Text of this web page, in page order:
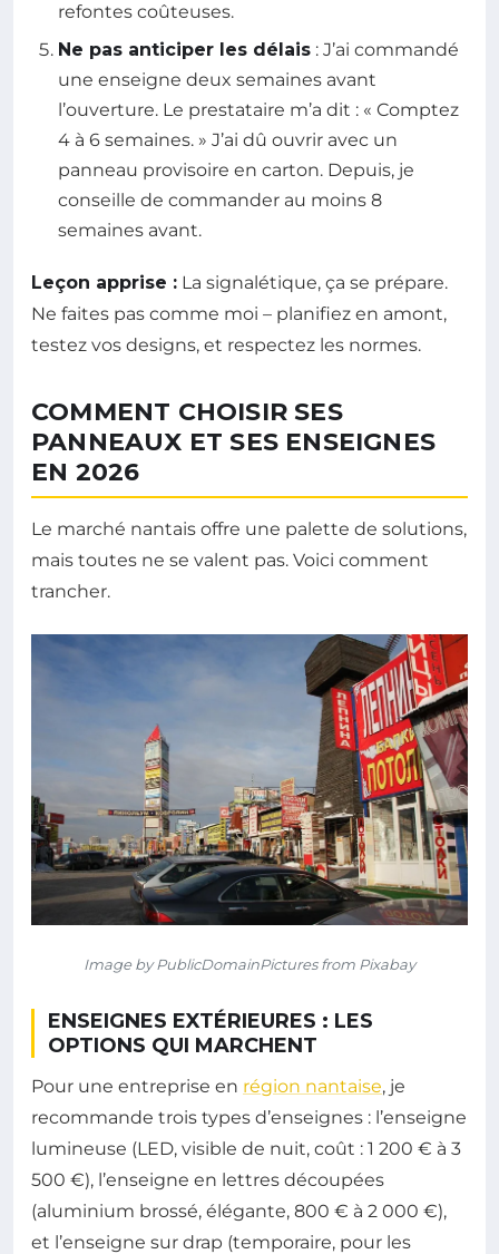
refontes coûteuses.
Ne pas anticiper les délais : J’ai commandé
une enseigne deux semaines avant
l’ouverture. Le prestataire m’a dit : « Comptez
4 à 6 semaines. » J’ai dû ouvrir avec un
panneau provisoire en carton. Depuis, je
conseille de commander au moins 8
semaines avant.
Leçon apprise : La signalétique, ça se prépare.
Ne faites pas comme moi – planifiez en amont,
testez vos designs, et respectez les normes.
COMMENT CHOISIR SES
PANNEAUX ET SES ENSEIGNES
EN 2026
Le marché nantais offre une palette de solutions,
mais toutes ne se valent pas. Voici comment
trancher.
Image by PublicDomainPictures from Pixabay
ENSEIGNES EXTÉRIEURES : LES
OPTIONS QUI MARCHENT
Pour une entreprise en région nantaise, je
recommande trois types d’enseignes : l’enseigne
lumineuse (LED, visible de nuit, coût : 1 200 € à 3
500 €), l’enseigne en lettres découpées
(aluminium brossé, élégante, 800 € à 2 000 €),
et l’enseigne sur drap (temporaire, pour les